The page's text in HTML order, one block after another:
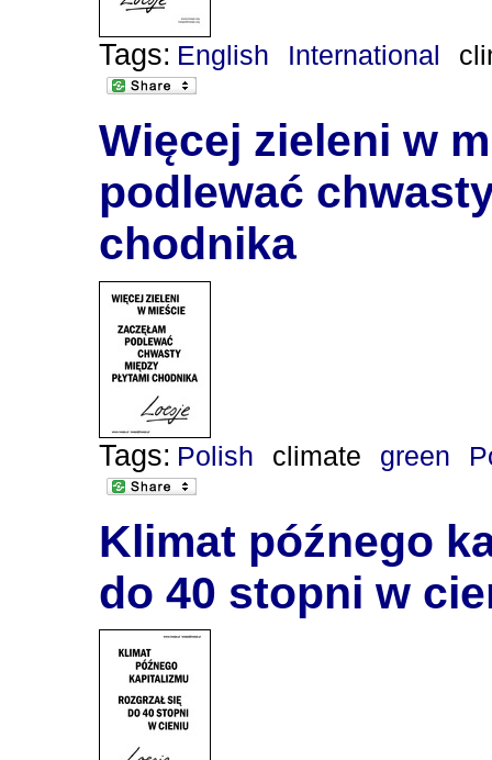
Tags: English International
Więcej zieleni w
podlewać
chodnika
Tags: Polish climate green
Klimat późnego
do 40 stopni w